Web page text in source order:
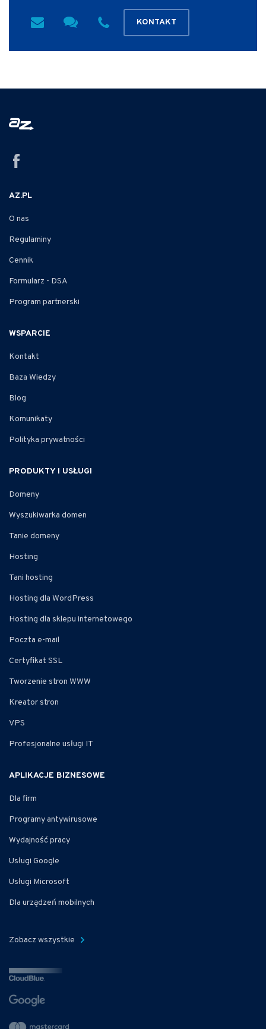
KONTAKT
AZ.PL
O nas
Regulaminy
Cennik
Formularz - DSA
Program partnerski
WSPARCIE
Kontakt
Baza Wiedzy
Blog
Komunikaty
Polityka prywatności
PRODUKTY I USŁUGI
Domeny
Wyszukiwarka domen
Tanie domeny
Hosting
Tani hosting
Hosting dla WordPress
Hosting dla sklepu internetowego
Poczta e-mail
Certyfikat SSL
Tworzenie stron WWW
Kreator stron
VPS
Profesjonalne usługi IT
APLIKACJE BIZNESOWE
Dla firm
Programy antywirusowe
Wydajność pracy
Usługi Google
Usługi Microsoft
Dla urządzeń mobilnych
Zobacz wszystkie